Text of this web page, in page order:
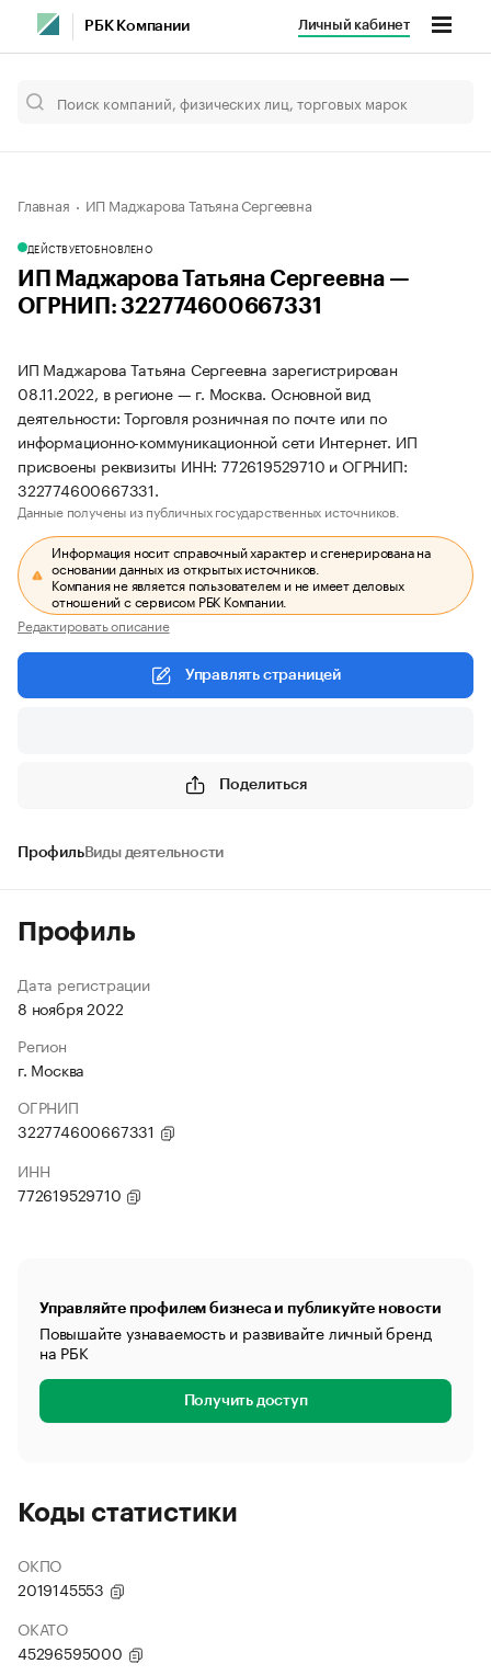
РБК Компании Личный кабинет
Главная ИП Маджарова Татьяна Сергеевна
ДЕЙСТВУЕТОБНОВЛЕНО
ИП Маджарова Татьяна Сергеевна —
ОГРНИП: 322774600667331
ИП Маджарова Татьяна Сергеевна зарегистрирован
08.11.2022, в регионе — г. Москва. Основной вид
деятельности: Торговля розничная по почте или по
информационно-коммуникационной сети Интернет. ИП
присвоены реквизиты ИНН: 772619529710 и ОГРНИП:
322774600667331.
Данные получены из публичных государственных источников.
Информация носит справочный характер и сгенерирована на
основании данных из открытых источников.
Компания не является пользователем и не имеет деловых
отношений с сервисом РБК Компании.
Редактировать описание
Управлять страницей
Поделиться
ПрофильВиды деятельности
Профиль
Дата регистрации
8 ноября 2022
Регион
г. Москва
ОГРНИП
322774600667331
ИНН
772619529710
Управляйте профилем бизнеса и публикуйте новости
Повышайте узнаваемость и развивайте личный бренд
на РБК
Получить доступ
Коды статистики
ОКПО
2019145553
ОКАТО
45296595000